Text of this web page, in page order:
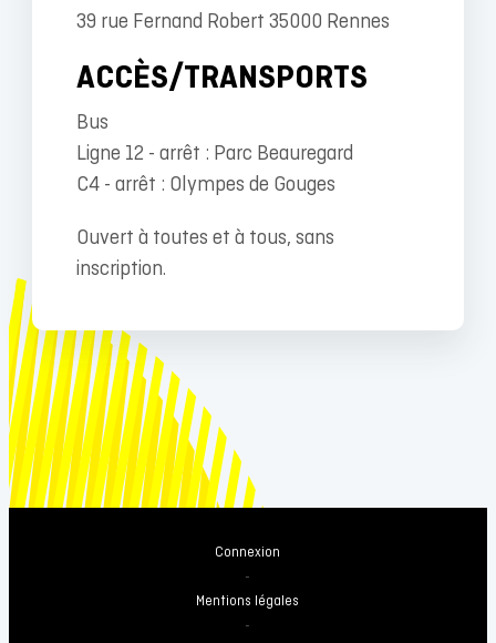
39 rue Fernand Robert 35000 Rennes
ACCÈS/TRANSPORTS
Bus
Ligne 12 - arrêt : Parc Beauregard
C4 - arrêt : Olympes de Gouges
Ouvert à toutes et à tous, sans
inscription.
Connexion
-
Mentions légales
-